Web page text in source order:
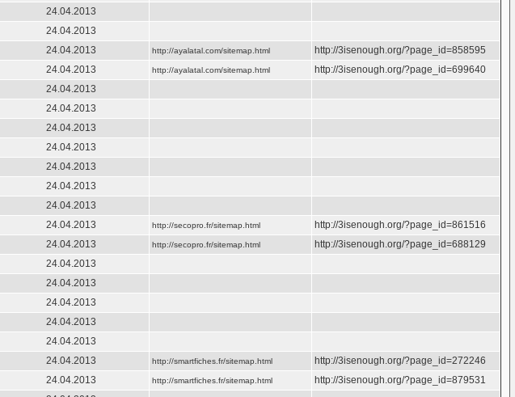
24.04.2013
24.04.2013
24.04.2013 http://ayalatal.com/sitemap.html
http://3isenough.org/?page_id=858595
24.04.2013 http://ayalatal.com/sitemap.html
http://3isenough.org/?page_id=699640
24.04.2013
24.04.2013
24.04.2013
24.04.2013
24.04.2013
24.04.2013
24.04.2013
24.04.2013 http://secopro.fr/sitemap.html
http://3isenough.org/?page_id=861516
24.04.2013 http://secopro.fr/sitemap.html
http://3isenough.org/?page_id=688129
24.04.2013
24.04.2013
24.04.2013
24.04.2013
24.04.2013
24.04.2013 http://smartfiches.fr/sitemap.html
http://3isenough.org/?page_id=272246
24.04.2013 http://smartfiches.fr/sitemap.html
http://3isenough.org/?page_id=879531